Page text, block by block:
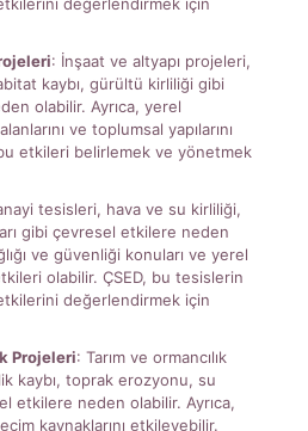
: İnşaat ve altyapı projeleri,
kaybı, gürültü kirliliği gibi
olabilir. Ayrıca, yerel
ve toplumsal yapılarını
etkileri belirlemek ve yönetmek
tesisleri, hava ve su kirliliği,
gibi çevresel etkilere neden
ve güvenliği konuları ve yerel
olabilir. ÇSED, bu tesislerin
değerlendirmek için
Projeleri: Tarım ve ormancılık
kaybı, toprak erozyonu, su
etkilere neden olabilir. Ayrıca,
kaynaklarını etkileyebilir.